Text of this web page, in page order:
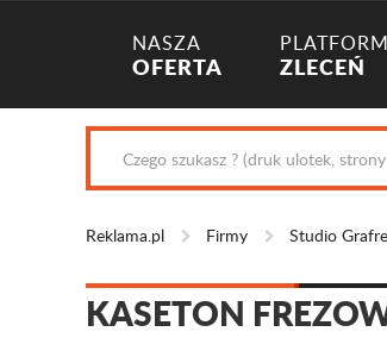
NASZA
OFERTA ZLECEŃ
Reklama.pl Firmy Studio
KASETON